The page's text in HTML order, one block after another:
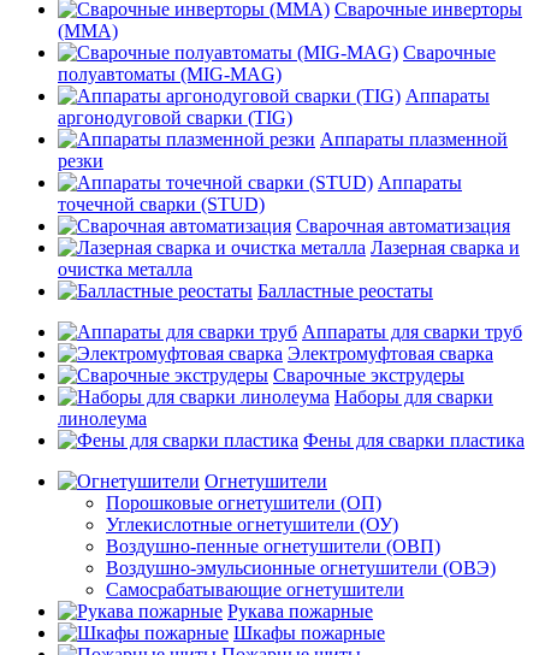
Сварочные инверторы
(MMA)
Сварочные
полуавтоматы (MIG-MAG)
Аппараты
аргонодуговой сварки (TIG)
Аппараты плазменной
резки
Аппараты
точечной сварки (STUD)
Сварочная автоматизация
Лазерная сварка и
очистка металла
Балластные реостаты
Аппараты для сварки труб
Электромуфтовая сварка
Сварочные экструдеры
Наборы для сварки
линолеума
Фены для сварки пластика
Огнетушители
Порошковые огнетушители (ОП)
Углекислотные огнетушители (ОУ)
Воздушно-пенные огнетушители (ОВП)
Воздушно-эмульсионные огнетушители (ОВЭ)
Самосрабатывающие огнетушители
Рукава пожарные
Шкафы пожарные